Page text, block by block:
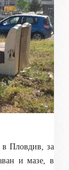
в Пловдив, за
и мазе, в